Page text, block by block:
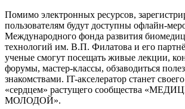
Помимо электронных ресурсов,
пользователям будут доступны офлайн-
Международного фонда развития
технологий им. В.П. Филатова и его
ученые смогут посещать живые лекции,
форумы, мастер-классы, обзаводиться
знакомствами. IT-акселератор станет
«сердцем» растущего сообщества
МОЛОДОЙ».